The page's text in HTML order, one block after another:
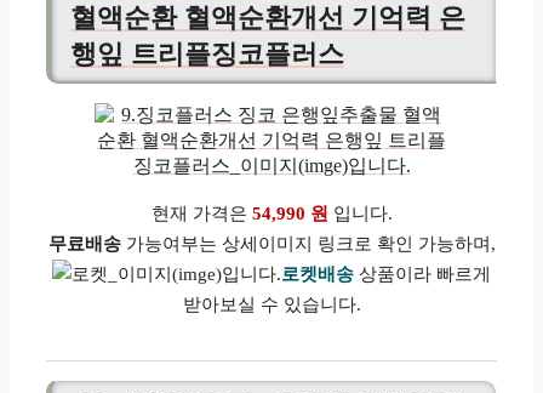
혈액순환 혈액순환개선 기억력 은
행잎 트리플징코플러스
현재 가격은 54,990 원 입니다.
무료배송가능여부는 상세이미지 링크로 확인 가능하며,
로켓배송 상품이라 빠르게
받아보실 수 있습니다.